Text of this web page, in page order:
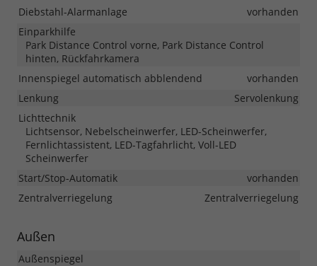
Diebstahl-Alarmanlage
vorhanden
Einparkhilfe
Park Distance Control vorne, Park Distance Control
hinten, Rückfahrkamera
Innenspiegel automatisch abblendend
vorhanden
Lenkung
Servolenkung
Lichttechnik
Lichtsensor, Nebelscheinwerfer, LED-Scheinwerfer,
Fernlichtassistent, LED-Tagfahrlicht, Voll-LED
Scheinwerfer
Start/Stop-Automatik
vorhanden
Zentralverriegelung
Zentralverriegelung
Außen
Außenspiegel